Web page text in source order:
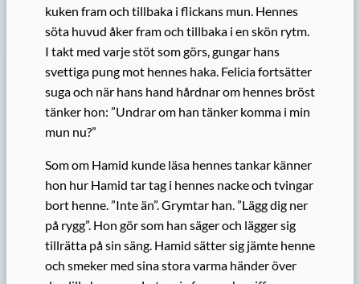
kuken fram och tillbaka i flickans mun. Hennes
söta huvud åker fram och tillbaka i en skön rytm.
I takt med varje stöt som görs, gungar hans
svettiga pung mot hennes haka. Felicia fortsätter
suga och när hans hand hårdnar om hennes bröst
tänker hon: ”Undrar om han tänker komma i min
mun nu?”
Som om Hamid kunde läsa hennes tankar känner
hon hur Hamid tar tag i hennes nacke och tvingar
bort henne. ”Inte än”. Grymtar han. ”Lägg dig ner
på rygg”. Hon gör som han säger och lägger sig
tillrätta på sin säng. Hamid sätter sig jämte henne
och smeker med sina stora varma händer över